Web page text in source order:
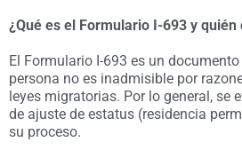
¿Qué es el Formulario I-693 y
El Formulario I-693 es un
persona no es inadmisible por
leyes migratorias. Por lo general, se
de ajuste de estatus (residencia
su proceso.